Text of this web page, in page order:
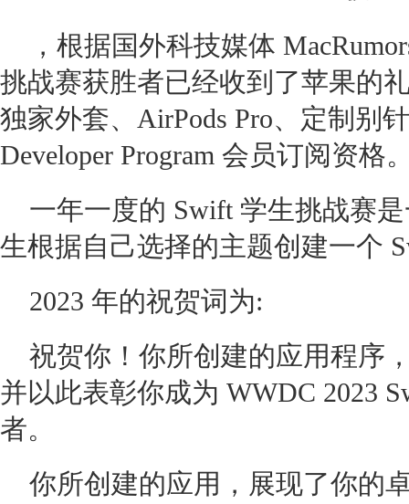
，根据国外科技媒体
挑战赛获胜者已经收到了苹果的
独家外套、AirPods Pro、定制别
Developer Program 会员订阅资格
一年一度的 Swift 学生挑战赛
生根据自己选择的主题创建一个
2023 年的祝贺词为:
祝贺你！你所创建的应用程序
并以此表彰你成为 WWDC 2023
者。
你所创建的应用，展现了你的